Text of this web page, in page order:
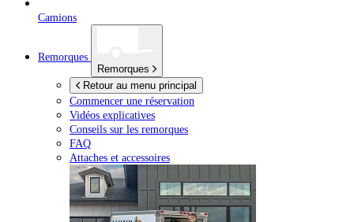
Camions
Remorques
Remorques
Retour au menu principal
Commencer une réservation
Vidéos explicatives
Conseils sur les remorques
FAQ
Attaches et accessoires